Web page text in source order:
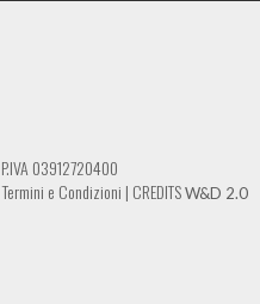
03912720400
Termini e Condizioni | CREDITSW&D 2.0